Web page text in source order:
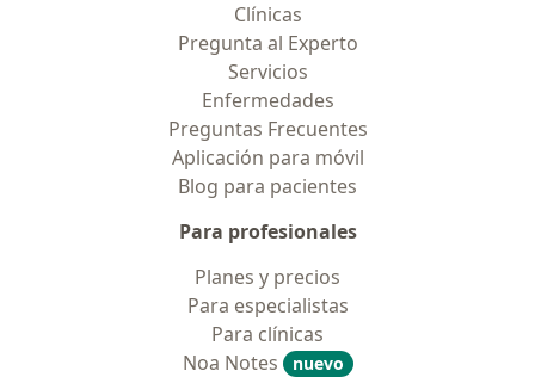
Clínicas
Pregunta al Experto
Servicios
Enfermedades
Preguntas Frecuentes
Aplicación para móvil
Blog para pacientes
Para profesionales
Planes y precios
Para especialistas
Para clínicas
Noa Notes
nuevo